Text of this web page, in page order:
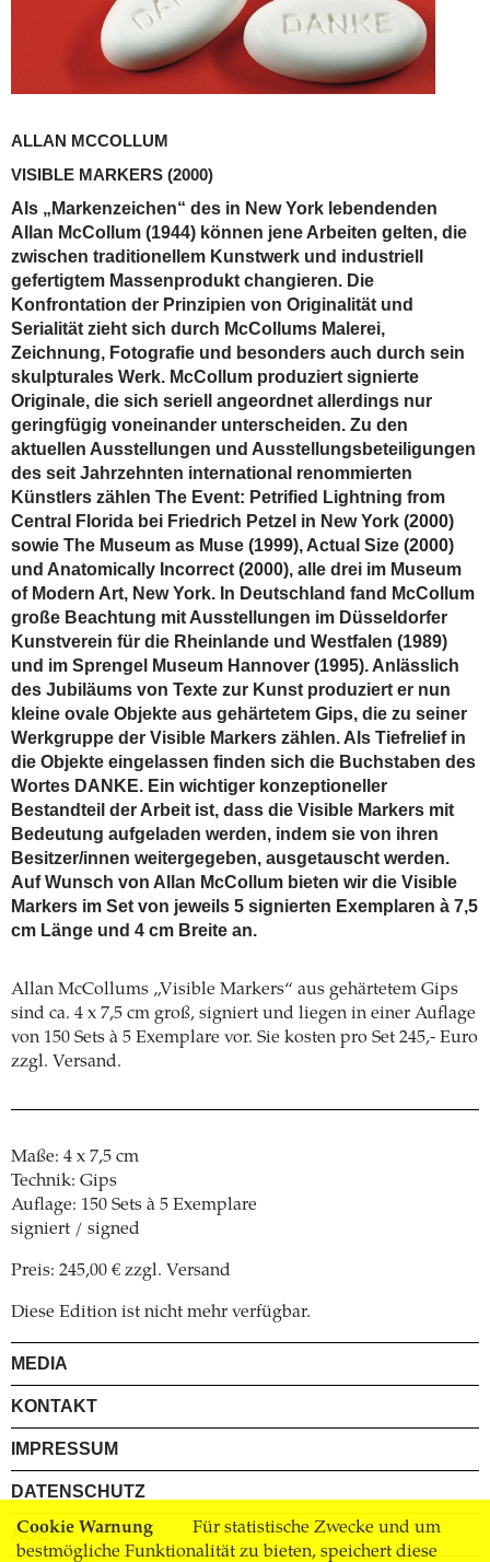
Cookie Warnung
Für statistische Zwecke und um
bestmögliche Funktionalität zu bieten, speichert diese
ALLAN MCCOLLUM
VISIBLE MARKERS (2000)
Als „Markenzeichen“ des in New York lebendenden
Allan McCollum (1944) können jene Arbeiten gelten, die
zwischen traditionellem Kunstwerk und industriell
gefertigtem Massenprodukt changieren. Die
Konfrontation der Prinzipien von Originalität und
Serialität zieht sich durch McCollums Malerei,
Zeichnung, Fotografie und besonders auch durch sein
skulpturales Werk. McCollum produziert signierte
Originale, die sich seriell angeordnet allerdings nur
geringfügig voneinander unterscheiden. Zu den
aktuellen Ausstellungen und Ausstellungsbeteiligungen
des seit Jahrzehnten international renommierten
Künstlers zählen The Event: Petrified Lightning from
Central Florida bei Friedrich Petzel in New York (2000)
sowie The Museum as Muse (1999), Actual Size (2000)
und Anatomically Incorrect (2000), alle drei im Museum
of Modern Art, New York. In Deutschland fand McCollum
große Beachtung mit Ausstellungen im Düsseldorfer
Kunstverein für die Rheinlande und Westfalen (1989)
und im Sprengel Museum Hannover (1995). Anlässlich
des Jubiläums von Texte zur Kunst produziert er nun
kleine ovale Objekte aus gehärtetem Gips, die zu seiner
Werkgruppe der Visible Markers zählen. Als Tiefrelief in
die Objekte eingelassen finden sich die Buchstaben des
Wortes DANKE. Ein wichtiger konzeptioneller
Bestandteil der Arbeit ist, dass die Visible Markers mit
Bedeutung aufgeladen werden, indem sie von ihren
Besitzer/innen weitergegeben, ausgetauscht werden.
Auf Wunsch von Allan McCollum bieten wir die Visible
Markers im Set von jeweils 5 signierten Exemplaren à 7,5
cm Länge und 4 cm Breite an.
Allan McCollums „Visible Markers“ aus gehärtetem Gips
sind ca. 4 x 7,5 cm groß, signiert und liegen in einer Auflage
von 150 Sets à 5 Exemplare vor. Sie kosten pro Set 245,- Euro
zzgl. Versand.
Maße: 4 x 7,5 cm
Technik: Gips
Auflage: 150 Sets à 5 Exemplare
signiert / signed
Preis: 245,00 € zzgl. Versand
Diese Edition ist nicht mehr verfügbar.
MEDIA
KONTAKT
IMPRESSUM
DATENSCHUTZ
AGB